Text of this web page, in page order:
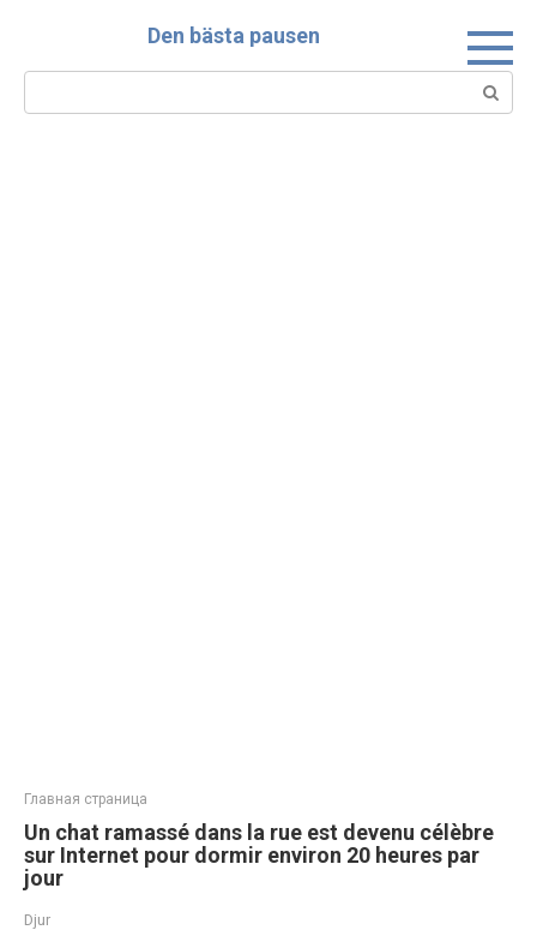
Den bästa pausen
Search:
Главная страница
Un chat ramassé dans la rue est devenu célèbre
sur Internet pour dormir environ 20 heures par
jour
Djur